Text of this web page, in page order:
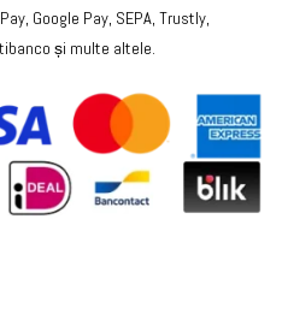
Google Pay, SEPA, Trustly,
și multe altele.